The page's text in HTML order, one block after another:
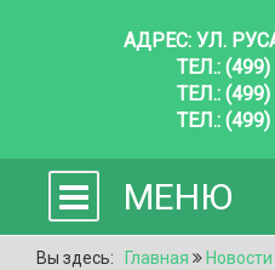
АДРЕС: УЛ.
ТЕЛ.:
ТЕЛ.:
ТЕЛ.:
МЕНЮ
Вы здесь: Главная Новости